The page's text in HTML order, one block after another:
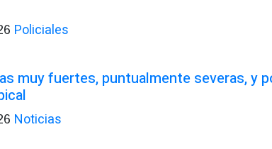
Policiales
muy fuertes, puntualmente severas, y
Noticias